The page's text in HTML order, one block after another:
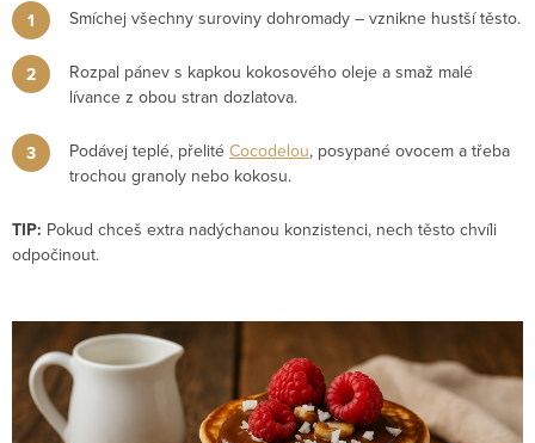
Smíchej všechny suroviny dohromady – vznikne hustší těsto.
Rozpal pánev s kapkou kokosového oleje a smaž malé
lívance z obou stran dozlatova.
Podávej teplé, přelité Cocodelou, posypané ovocem a třeba
trochou granoly nebo kokosu.
TIP: Pokud chceš extra nadýchanou konzistenci, nech těsto chvíli
odpočinout.